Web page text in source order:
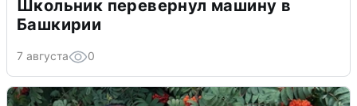
Школьник перевернул машину в
Башкирии
7 августа 0